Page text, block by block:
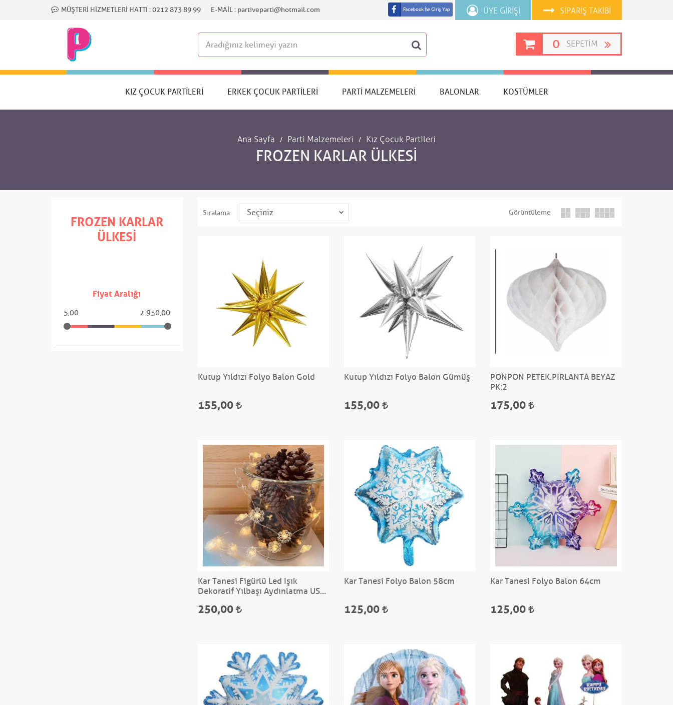
MÜŞTERI HIZMETLERI HATTI :0212 873 89 99 E-MAIL : partiveparti@hotmail.com SIPARIŞ TAKIBI
ÜYE GIRIŞI
Facebook İle Giriş Yap
0 SEPETIM
KIZ ÇOCUK PARTILERI ERKEK ÇOCUK PARTILERI PARTI MALZEMELERI BALONLAR KOSTÜMLER
Ana Sayfa Parti Malzemeleri Kız Çocuk Partileri
FROZEN KARLAR ÜLKESI
FROZEN KARLAR
ÜLKESI
Fiyat Aralığı
5,00 2.950,00
Sıralama Görüntüleme
Kutup Yıldızı Folyo Balon Gold
155,00
Kutup Yıldızı Folyo Balon Gümüş
155,00
PONPON PETEK.PIRLANTA BEYAZ
PK:2
175,00
Kar Tanesi Figürlü Led Işık
Dekoratif Yılbaşı Aydınlatma USB
250,00
Kar Tanesi Folyo Balon 58cm
125,00
Kar Tanesi Folyo Balon 64cm
125,00